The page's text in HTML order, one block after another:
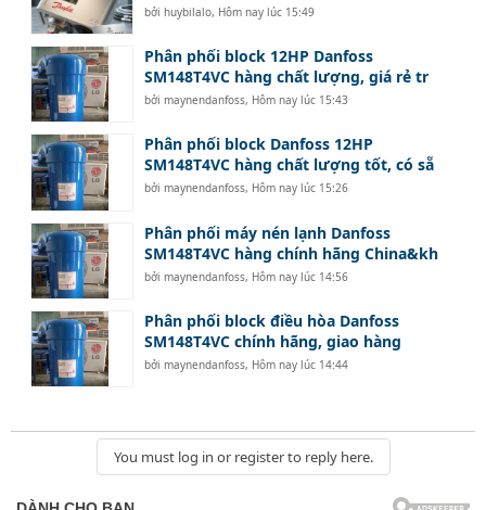
bởihuybilalo, Hôm nay lúc 15:49
Phân phối block 12HP Danfoss
SM148T4VC hàng chất lượng, giá rẻ tr
bởimaynendanfoss, Hôm nay lúc 15:43
Phân phối block Danfoss 12HP
SM148T4VC hàng chất lượng tốt, có sẵ
bởimaynendanfoss, Hôm nay lúc 15:26
Phân phối máy nén lạnh Danfoss
SM148T4VC hàng chính hãng China&kh
bởimaynendanfoss, Hôm nay lúc 14:56
Phân phối block điều hòa Danfoss
SM148T4VC chính hãng, giao hàng
bởimaynendanfoss, Hôm nay lúc 14:44
You must log in or register to reply here.